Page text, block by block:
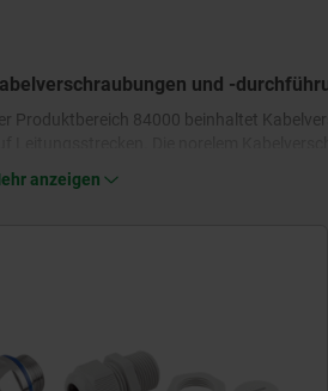
und -
Produktbereich 84000 beinhaltet
Leitungen unterschiedlicher
anzeigen